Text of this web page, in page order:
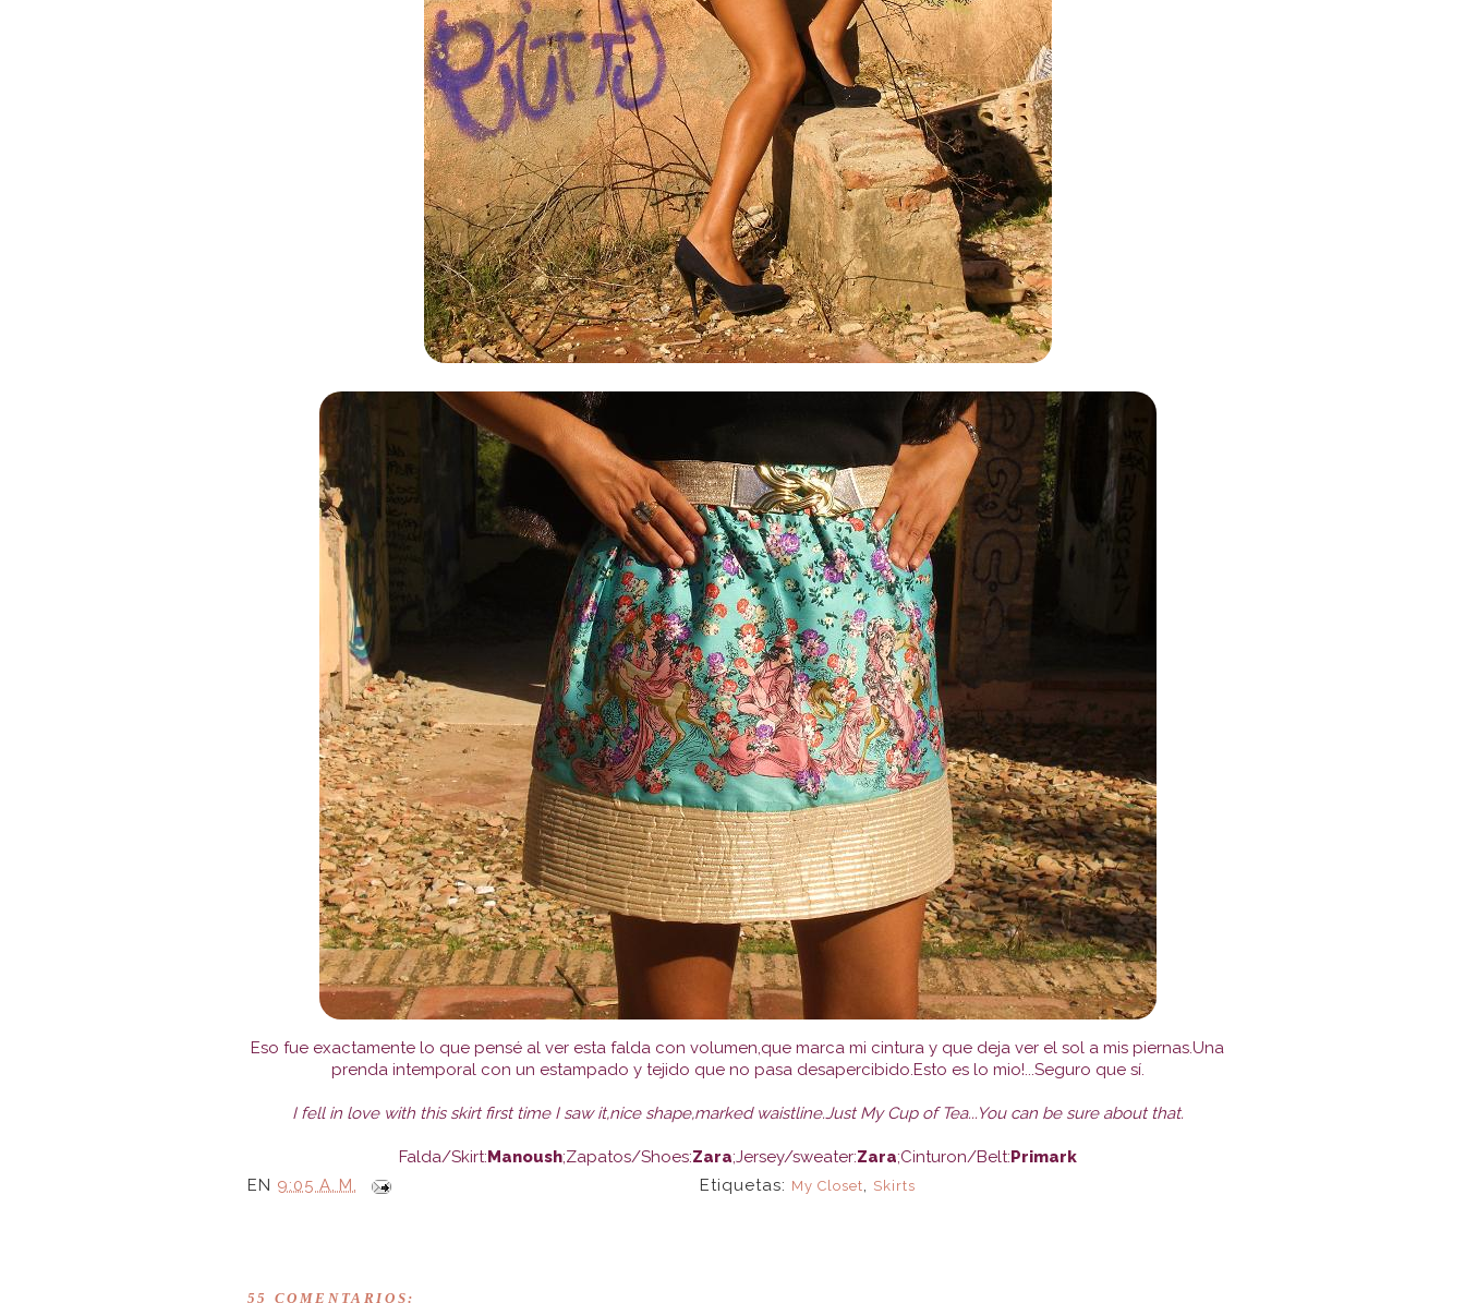
Eso fue exactamente lo que pensé al ver esta falda con volumen,que marca mi cintura y que deja ver el sol a mis piernas.Una
prenda intemporal con un estampado y tejido que no pasa desapercibido.Esto es lo mio!...Seguro que sí.
I fell in love with this skirt first time I saw it,nice shape,marked waistline.Just My Cup of Tea...You can be sure about that.
Falda/Skirt:Manoush;Zapatos/Shoes:Zara;Jersey/sweater:Zara;Cinturon/Belt:Primark
EN 9:05 A. M. Etiquetas: My Closet, Skirts
55 COMENTARIOS: